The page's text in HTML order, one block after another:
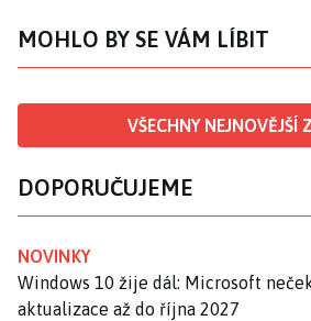
MOHLO BY SE VÁM LÍBIT
VŠECHNY NEJNOVĚJŠÍ
DOPORUČUJEME
NOVINKY
Windows 10 žije dál: Microsoft
aktualizace až do října 2027